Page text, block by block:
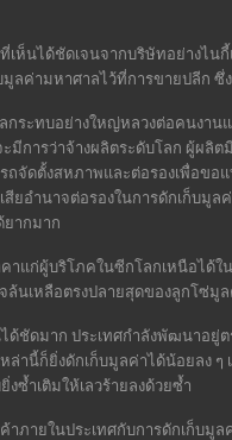
ห็นได้ชัดเจนจากบริษัทอย่างไน
มูลค่ามหาศาลไว้ที่การขายปลีก
กระทบอย่างใหญ่หลวงต่อคนงา
มีการว่าจ้างผลิตระดับโลก ผู้ผลิ
จัดตั้งสหภาพและต่อรองเพื่อขอแ
ยอำนาจต่อรองในการดักเก็บมูล
ยากมาก
าแก่ผู้บริโภคในซีกโลกเหนือได้
นเหลือตรงปลายสุดของลูกโซ่มูล
ชัดมาก ประเทศกำลังพัฒนาอยู่
ล่านี้ก็ยิ่งดักเก็บมูลค่าได้น้อยลง
ซ้ำเติมให้เลวร้ายลงด้วยซ้ำ
าภายในประเทศกับการดักเก็บ